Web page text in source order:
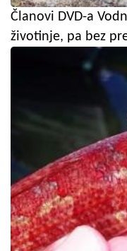
Članovi DVD-a
životinje, pa bez